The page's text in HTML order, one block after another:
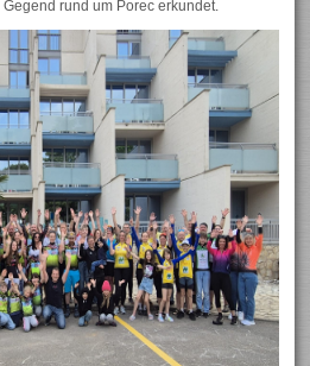
rund um Porec erkundet.